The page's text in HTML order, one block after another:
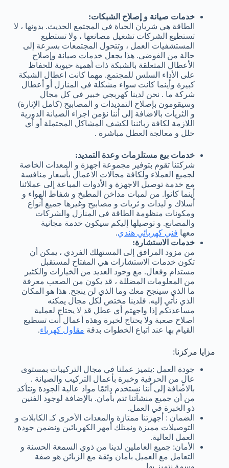
خدمات صيانة و إصلاح الشبكات:
الطاقة هي شريان الحياة في المجتمع الحديث. بدونها ، لا
تستطيع الشركات تشغيل مصانعها ، ولا تستطيع
المستشفيات العمل ، وتتحول المجتمعات بسرعة إلى
حالة من الفوضى. هذا يجعل خدمات صيانة وإصلاح
الأعطال المتعلقة بالشبكة ذات أهمية حيوية للحفاظ
على الأداء السلس للمجتمع. مهما كانت اعطال الشبكة
كبيرة وأينما كانت سواء مشكلة في المنازل أو أعطال
شركة ما . نحن لدينا كهربجي خبير في كل مجال
وسيقومون بإصلاح التمديدات و المصابيح (كامل الإنارة)
و الثريات بالاضافة إلى أننا نؤمن اجراء الصيانة الدورية
اللازمة لكافة زبائننا لكشف المشاكل المحتملة أو أي
خلل و معالجة العطل مباشرة .
خدمات بيع مستلزمات وعدة التمديد:
شركتنا تقوم بتوفير مجموعة اجهزة و المعدات الخاصة
لجميع العملاء ولكافة مجالات الاعمال بأسعار منافسة
مع خدمة توصيل الاجهزة و الأدوات المباعة إلى عملائنا
أينما كانوا. من لمبات مداخن المطبخ و شفاط الهواء و
أسلاك و ليدات و ثريات و مصابيح وغيرها جميع أنواع
ومكونات منظومة الطاقة في المنازل والشركات
والمصانع. و توصيلها إليكم سيكون خدمة مجانية
معها فني كهربائي هندي.
خدمات الاستشارة:
من مزود المرافق إلى المستهلك الفردي ، يمكن أن
تكون خدمات الاستشارات هي المفتاح لمستقبل
مستدام وفعال. مع وجود العديد من الخيارات والكثير
من المعلومات المضللة ، قد يكون من الصعب معرفة
ما الذي سينجح معك وما الذي لن ينجح. هذا هو المكان
الذي نأتي إليه. فلدينا مختص لكل مجال يمكنه
مساعدتكم إذا واجهتم أي عطل قد لا يحتاج لعملية
اصلاح صعبة ولا يحتاج لخبرة وهذه أعمال أنت تسطيع
القيام بها عند اتباع الخطوات بدقة مقاول كهرباء.
مزايا مركزنا:
جودة العمل :يتميز عملنا في مجال التركيبات بمستوى
عالٍ من الحرفية وخبرة بأعمال التركيب والصيانة .
بالاضافة إلى أننا نستخدم دائمًا مواد عالية الجودة ونتأكد
من أن جميع منشآتنا تتم بأمان. بالإضافة لوجود الفنين
ذو الخبرة في العمل.
الضمان : أجهزتنا ممتازة والمعدات الأخرى كـ الكابلات و
التوصيلات مميزة ونمتلك أمهر الكهربائين ونضمن جودة
العمل العالية.
الأمان: جميع العاملين لدينا من ذوي السمعة الحسنة و
التعامل مع العميل بأمان وثقة مع الزبائن هو صفة